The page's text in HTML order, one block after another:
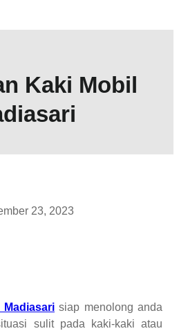
Kaki Mobil
23, 2023
Madiasari siap menolong anda
sulit pada kaki-kaki atau